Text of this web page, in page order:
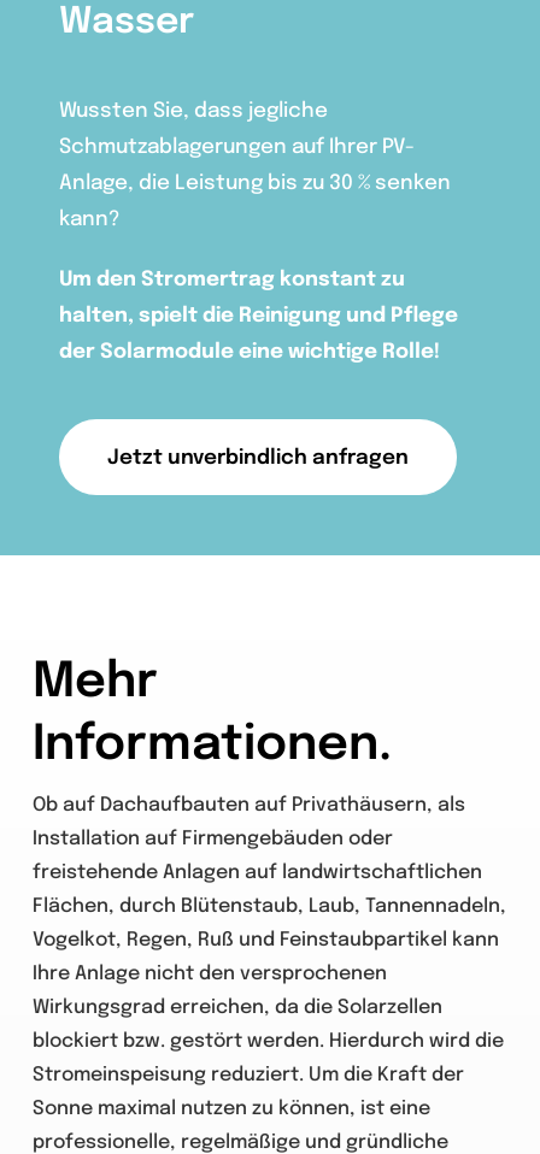
Wasser
Wussten Sie, dass jegliche
Schmutzablagerungen auf Ihrer PV-
Anlage, die Leistung bis zu 30 % senken
kann?
Um den Stromertrag konstant zu
halten, spielt die Reinigung und Pflege
der Solarmodule eine wichtige Rolle!
Jetzt unverbindlich anfragen
Mehr
Informationen.
Ob auf Dachaufbauten auf Privathäusern, als
Installation auf Firmengebäuden oder
freistehende Anlagen auf landwirtschaftlichen
Flächen, durch Blütenstaub, Laub, Tannennadeln,
Vogelkot, Regen, Ruß und Feinstaubpartikel kann
Ihre Anlage nicht den versprochenen
Wirkungsgrad erreichen, da die Solarzellen
blockiert bzw. gestört werden. Hierdurch wird die
Stromeinspeisung reduziert. Um die Kraft der
Sonne maximal nutzen zu können, ist eine
professionelle, regelmäßige und gründliche